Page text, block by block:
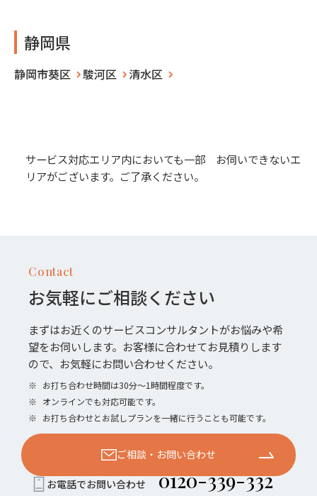
静岡県
静岡市葵区 駿河区 清水区
サービス対応エリア内においても一部 お伺いできないエ
リアがございます。ご了承ください。
Contact
お気軽にご相談ください
まずはお近くのサービスコンサルタントがお悩みや希
望をお伺いします。お客様に合わせてお見積りします
ので、お気軽にお問い合わせください。
※ お打ち合わせ時間は30分〜1時間程度です。
※ オンラインでも対応可能です。
※ お打ち合わせとお試しプランを一緒に行うことも可能です。
ご相談・お問い合わせ
お電話でお問い合わせ 0120-339-332